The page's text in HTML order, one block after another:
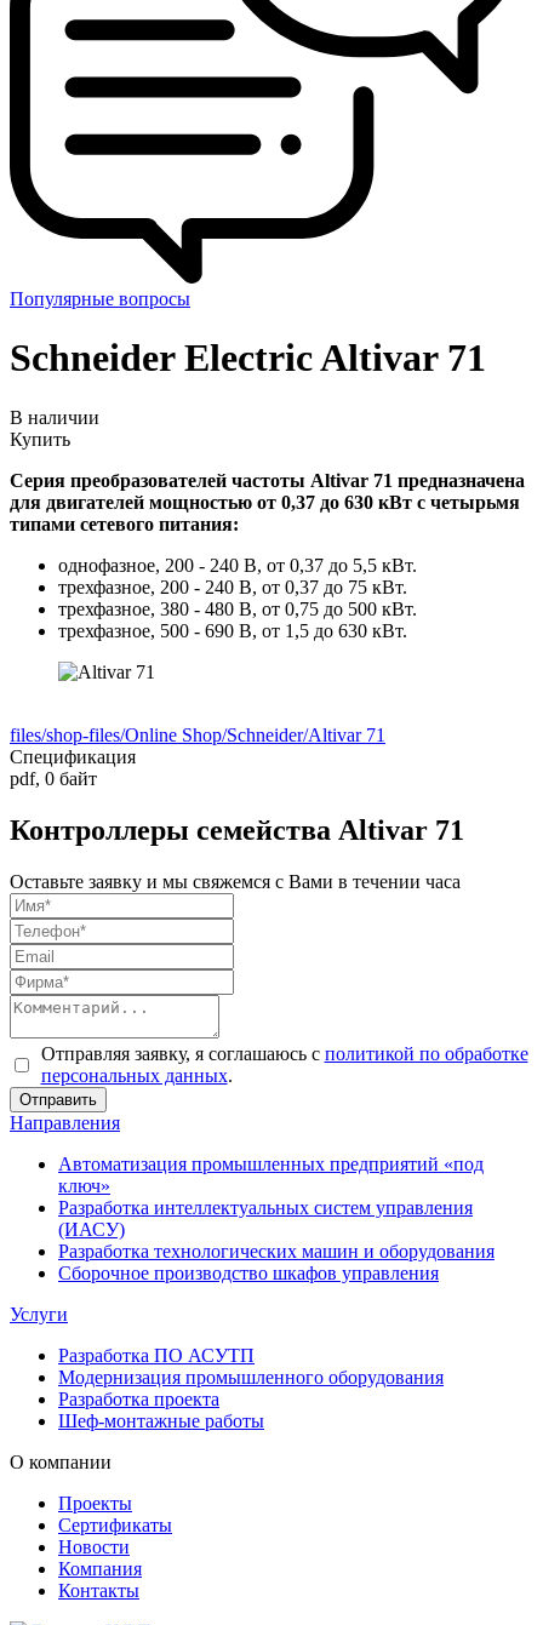
Популярные вопросы
Schneider ElectricAltivar 71
В наличии
Купить
Серия преобразователей частоты Altivar 71 предназначена
для двигателей мощностью от 0,37 до 630 кВт с четырьмя
типами сетевого питания:
однофазное, 200 - 240 В, от 0,37 до 5,5 кВт.
трехфазное, 200 - 240 В, от 0,37 до 75 кВт.
трехфазное, 380 - 480 В, от 0,75 до 500 кВт.
трехфазное, 500 - 690 В, от 1,5 до 630 кВт.
files/shop-files/Online Shop/Schneider/Altivar 71
Спецификация
pdf, 0 байт
Контроллеры семейства Altivar 71
Оставьте заявку и мы свяжемся с Вами в течении часа
Отправляя заявку, я соглашаюсь с политикой по обработке
персональных данных.
Направления
Автоматизация промышленных предприятий «под
ключ»
Разработка интеллектуальных систем управления
(ИАСУ)
Разработка технологических машин и оборудования
Сборочное производство шкафов управления
Услуги
Разработка ПО АСУТП
Модернизация промышленного оборудования
Разработка проекта
Шеф-монтажные работы
О компании
Проекты
Сертификаты
Новости
Компания
Контакты